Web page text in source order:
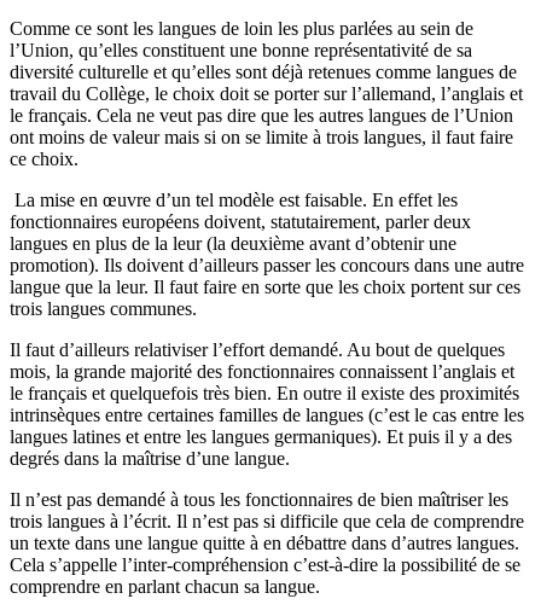
Comme ce sont les langues de loin les plus parlées au sein de
l’Union, qu’elles constituent une bonne représentativité de sa
diversité culturelle et qu’elles sont déjà retenues comme langues de
travail du Collège, le choix doit se porter sur l’allemand, l’anglais et
le français. Cela ne veut pas dire que les autres langues de l’Union
ont moins de valeur mais si on se limite à trois langues, il faut faire
ce choix.
La mise en œuvre d’un tel modèle est faisable. En effet les
fonctionnaires européens doivent, statutairement, parler deux
langues en plus de la leur (la deuxième avant d’obtenir une
promotion). Ils doivent d’ailleurs passer les concours dans une autre
langue que la leur. Il faut faire en sorte que les choix portent sur ces
trois langues communes.
Il faut d’ailleurs relativiser l’effort demandé. Au bout de quelques
mois, la grande majorité des fonctionnaires connaissent l’anglais et
le français et quelquefois très bien. En outre il existe des proximités
intrinsèques entre certaines familles de langues (c’est le cas entre les
langues latines et entre les langues germaniques). Et puis il y a des
degrés dans la maîtrise d’une langue.
Il n’est pas demandé à tous les fonctionnaires de bien maîtriser les
trois langues à l’écrit. Il n’est pas si difficile que cela de comprendre
un texte dans une langue quitte à en débattre dans d’autres langues.
Cela s’appelle l’inter-compréhension c’est-à-dire la possibilité de se
comprendre en parlant chacun sa langue.